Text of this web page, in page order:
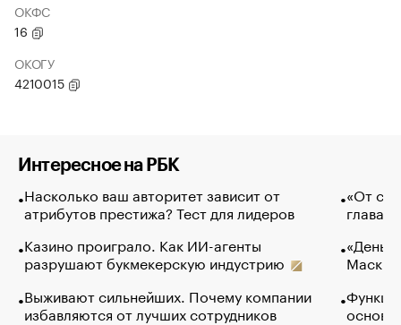
ОКФС
16
ОКОГУ
4210015
Интересное на РБК
Насколько ваш авторитет зависит от
атрибутов престижа? Тест для лидеров
Казино проиграло. Как ИИ-агенты
разрушают букмекерскую индустрию
Выживают сильнейших. Почему компании
избавляются от лучших сотрудников
«От
глава
Маск в
основ